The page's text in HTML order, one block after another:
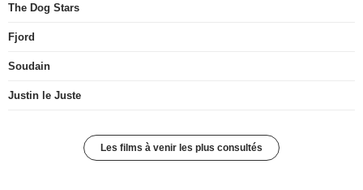
The Dog Stars
Fjord
Soudain
Justin le Juste
Les films à venir les plus consultés